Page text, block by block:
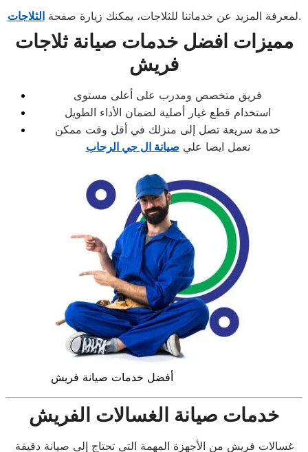
لمعرفة المزيد عن خدماتنا للثلاجات، يمكنك زيارة صفحةالثلاجات .
مميزات افضل خدمات صيانة ثلاجات
فريش
فريق متخصص ومدرب على أعلى مستوى
استخدام قطع غيار أصلية لضمان الأداء الطويل
خدمة سريعة تصل إلى منزلك في أقل وقت ممكن
نعمل ايضا علي صيانة ال جي الرحاب
أفضل خدمات صيانة فريش
خدمات صيانة الغسالات الفريش
غسالات فريش من الأجهزة المهمة التي تحتاج إلى صيانة دقيقة